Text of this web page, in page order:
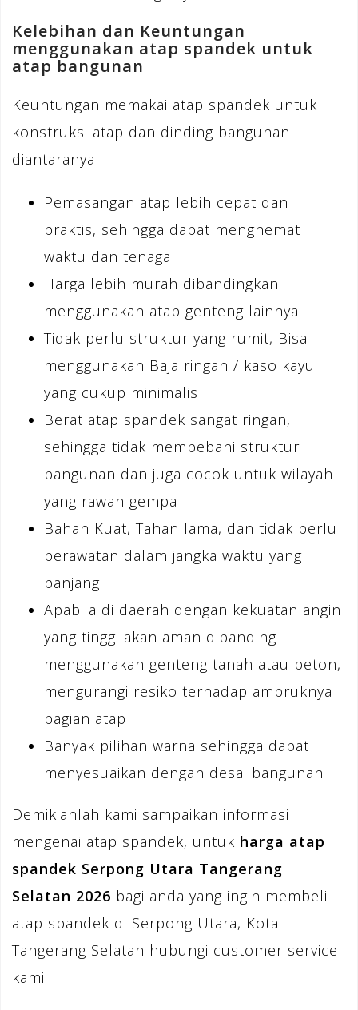
Kelebihan dan Keuntungan
menggunakan atap spandek untuk
atap bangunan
Keuntungan memakai atap spandek untuk
konstruksi atap dan dinding bangunan
diantaranya :
Pemasangan atap lebih cepat dan
praktis, sehingga dapat menghemat
waktu dan tenaga
Harga lebih murah dibandingkan
menggunakan atap genteng lainnya
Tidak perlu struktur yang rumit, Bisa
menggunakan Baja ringan / kaso kayu
yang cukup minimalis
Berat atap spandek sangat ringan,
sehingga tidak membebani struktur
bangunan dan juga cocok untuk wilayah
yang rawan gempa
Bahan Kuat, Tahan lama, dan tidak perlu
perawatan dalam jangka waktu yang
panjang
Apabila di daerah dengan kekuatan angin
yang tinggi akan aman dibanding
menggunakan genteng tanah atau beton,
mengurangi resiko terhadap ambruknya
bagian atap
Banyak pilihan warna sehingga dapat
menyesuaikan dengan desai bangunan
Demikianlah kami sampaikan informasi
mengenai atap spandek, untuk harga atap
spandek Serpong Utara Tangerang
Selatan 2026 bagi anda yang ingin membeli
atap spandek di Serpong Utara, Kota
Tangerang Selatan hubungi customer service
kami